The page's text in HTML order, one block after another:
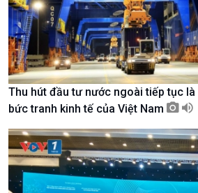
Pháp luật và đời sống
Thu hút đầu tư nước ngoài tiếp tục
bức tranh kinh tế của Việt Nam